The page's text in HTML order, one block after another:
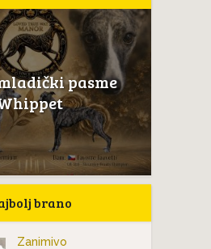
pasme
brano
Zanimivo